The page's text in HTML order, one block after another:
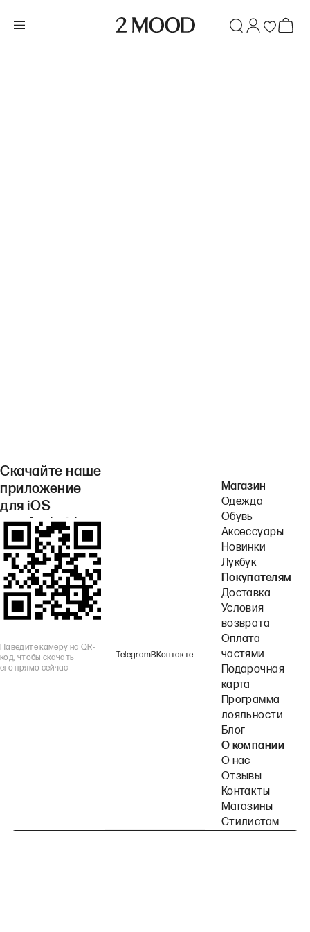
Скачайте наше
приложение
для iOS
или Android.
Наведите камеру на QR-
код, чтобы скачать
его прямо сейчас
TelegramВКонтакте
Магазин
Одежда
Обувь
Аксессуары
Новинки
Лукбук
Покупателям
Доставка
Условия
возврата
Оплата
частями
Подарочная
карта
Программа
лояльности
Блог
О компании
О нас
Отзывы
Контакты
Магазины
Стилистам